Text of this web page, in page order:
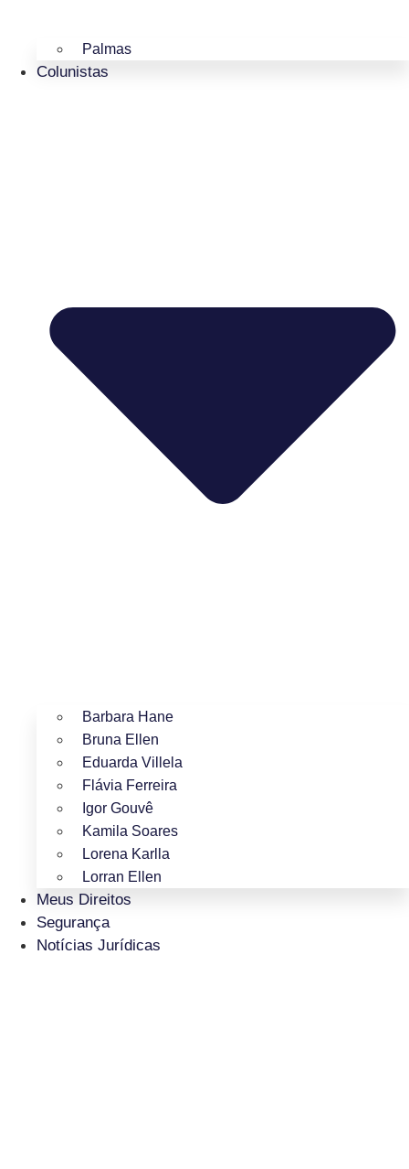
Palmas
Colunistas
Barbara Hane
Bruna Ellen
Eduarda Villela
Flávia Ferreira
Igor Gouvê
Kamila Soares
Lorena Karlla
Lorran Ellen
Meus Direitos
Segurança
Notícias Jurídicas